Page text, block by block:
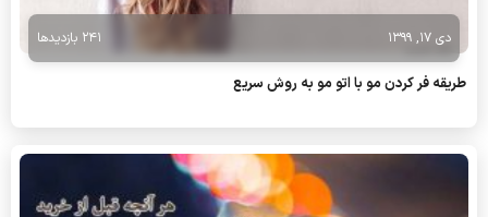
دی 17, 1399 241 بازدیدها
طریقه فر کردن مو با اتو مو به روش سریع